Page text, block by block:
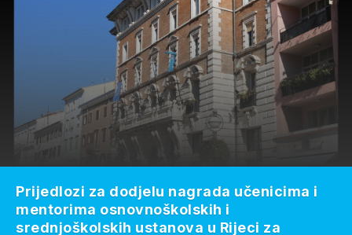
Prijedlozi za dodjelu nagrada učenicima i
mentorima osnovnoškolskih i
srednjoškolskih ustanova u Rijeci za